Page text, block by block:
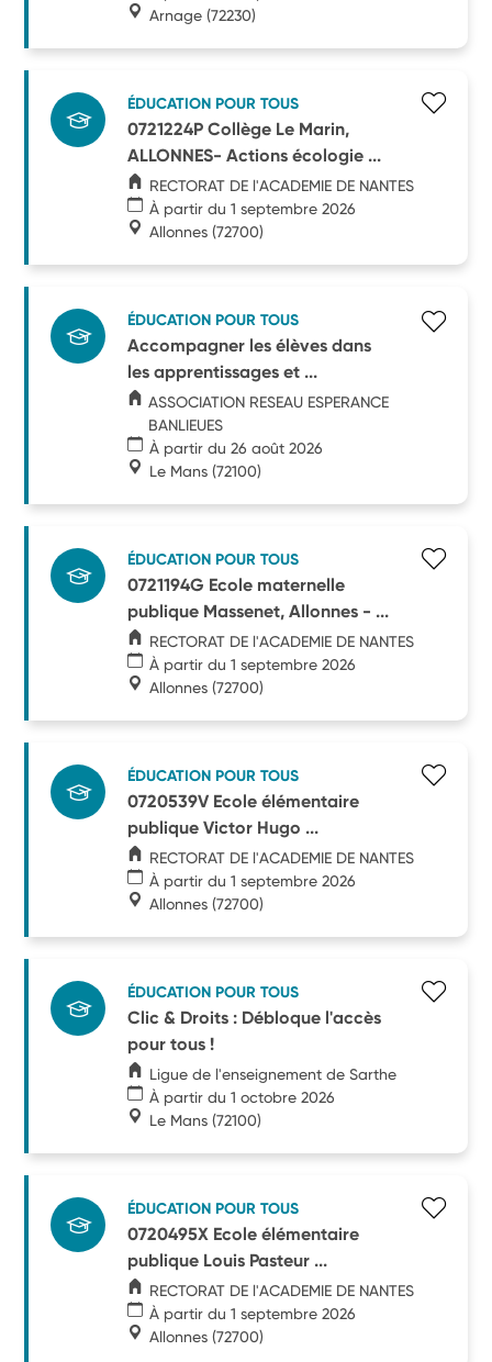
Arnage (72230)
ÉDUCATION POUR TOUS
0721224P Collège Le Marin,
ALLONNES- Actions écologie ...
RECTORAT DE l'ACADEMIE DE NANTES
À partir du 1 septembre 2026
Allonnes (72700)
ÉDUCATION POUR TOUS
Accompagner les élèves dans
les apprentissages et ...
ASSOCIATION RESEAU ESPERANCE
BANLIEUES
À partir du 26 août 2026
Le Mans (72100)
ÉDUCATION POUR TOUS
0721194G Ecole maternelle
publique Massenet, Allonnes - ...
RECTORAT DE l'ACADEMIE DE NANTES
À partir du 1 septembre 2026
Allonnes (72700)
ÉDUCATION POUR TOUS
0720539V Ecole élémentaire
publique Victor Hugo ...
RECTORAT DE l'ACADEMIE DE NANTES
À partir du 1 septembre 2026
Allonnes (72700)
ÉDUCATION POUR TOUS
Clic & Droits : Débloque l'accès
pour tous !
Ligue de l'enseignement de Sarthe
À partir du 1 octobre 2026
Le Mans (72100)
ÉDUCATION POUR TOUS
0720495X Ecole élémentaire
publique Louis Pasteur ...
RECTORAT DE l'ACADEMIE DE NANTES
À partir du 1 septembre 2026
Allonnes (72700)